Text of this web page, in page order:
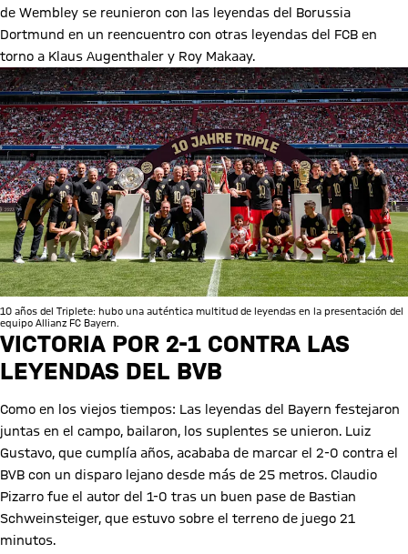
de Wembley se reunieron con las leyendas del Borussia
Dortmund en un reencuentro con otras leyendas del FCB en
torno a Klaus Augenthaler y Roy Makaay.
10 años del Triplete: hubo una auténtica multitud de leyendas en la presentación del
equipo Allianz FC Bayern.
VICTORIA POR 2-1 CONTRA LAS
LEYENDAS DEL BVB
Como en los viejos tiempos: Las leyendas del Bayern festejaron
juntas en el campo, bailaron, los suplentes se unieron. Luiz
Gustavo, que cumplía años, acababa de marcar el 2-0 contra el
BVB con un disparo lejano desde más de 25 metros. Claudio
Pizarro fue el autor del 1-0 tras un buen pase de Bastian
Schweinsteiger, que estuvo sobre el terreno de juego 21
minutos.